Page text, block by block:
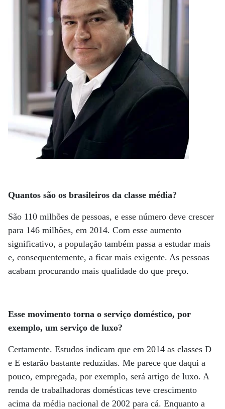
Quantos são os brasileiros da classe média?
São 110 milhões de pessoas, e esse número deve crescer
para 146 milhões, em 2014. Com esse aumento
significativo, a população também passa a estudar mais
e, consequentemente, a ficar mais exigente. As pessoas
acabam procurando mais qualidade do que preço.
Esse movimento torna o serviço doméstico, por
exemplo, um serviço de luxo?
Certamente. Estudos indicam que em 2014 as classes D
e E estarão bastante reduzidas. Me parece que daqui a
pouco, empregada, por exemplo, será artigo de luxo. A
renda de trabalhadoras domésticas teve crescimento
acima da média nacional de 2002 para cá. Enquanto a